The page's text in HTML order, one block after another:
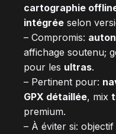
cartographie
intégrée selon
– Compromis:
affichage soutenu;
pour les ultras.
– Pertinent pour:
GPX détaillée, mix
premium.
– À éviter si: objectif